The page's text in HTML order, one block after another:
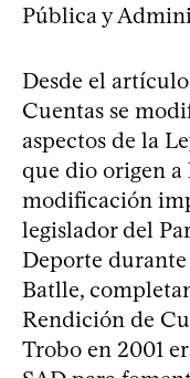
Pública y
Desde el
Cuentas se
aspectos de la
que dio origen a
modificación
legislador del
Deporte durante
Batlle,
Rendición de
Trobo en 2001